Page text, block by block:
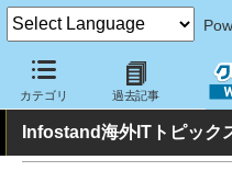
カテゴリ 過去記事
クラウド Watch トピック
Infostand海外ITトピック